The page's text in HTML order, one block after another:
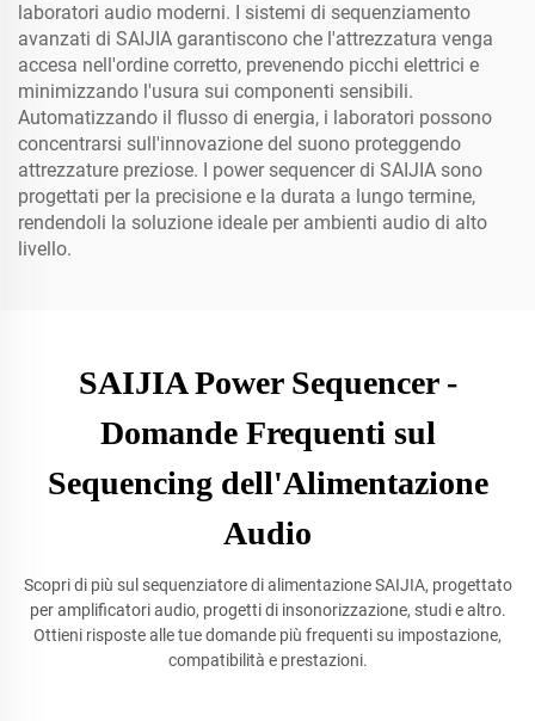
laboratori audio moderni. I sistemi di sequenziamento
avanzati di SAIJIA garantiscono che l'attrezzatura venga
accesa nell'ordine corretto, prevenendo picchi elettrici e
minimizzando l'usura sui componenti sensibili.
Automatizzando il flusso di energia, i laboratori possono
concentrarsi sull'innovazione del suono proteggendo
attrezzature preziose. I power sequencer di SAIJIA sono
progettati per la precisione e la durata a lungo termine,
rendendoli la soluzione ideale per ambienti audio di alto
livello.
SAIJIA Power Sequencer -
Domande Frequenti sul
Sequencing dell'Alimentazione
Audio
Scopri di più sul sequenziatore di alimentazione SAIJIA, progettato
per amplificatori audio, progetti di insonorizzazione, studi e altro.
Ottieni risposte alle tue domande più frequenti su impostazione,
compatibilità e prestazioni.